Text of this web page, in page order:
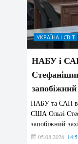
УКРАЇНА І СВІТ
НАБУ і
запобіжний
НАБУ та САП
США Ользі
запобіжний
05.08.2026